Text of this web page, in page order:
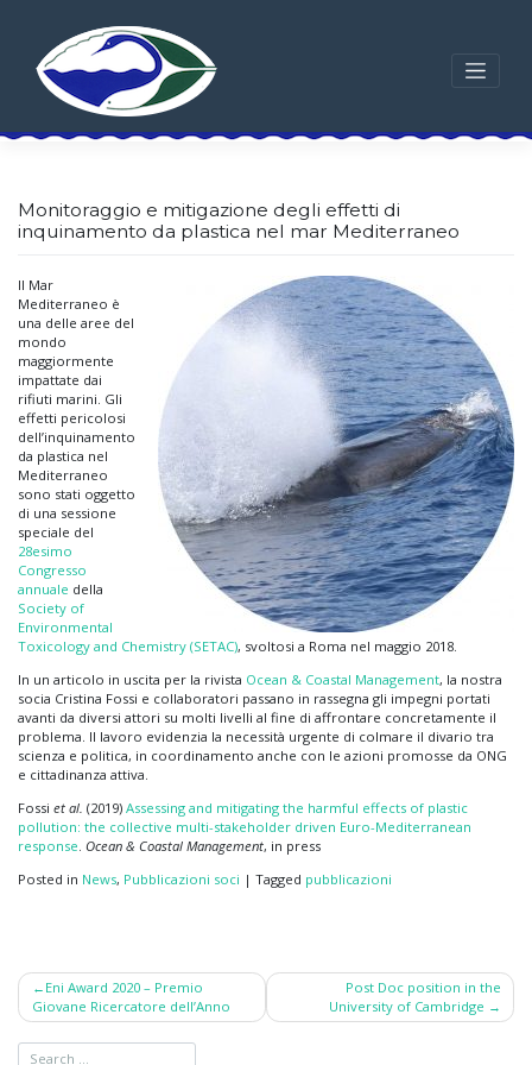
Monitoraggio e mitigazione degli effetti di
inquinamento da plastica nel mar Mediterraneo
Il Mar
Mediterraneo è
una delle aree del
mondo
maggiormente
impattate dai
rifiuti marini. Gli
effetti pericolosi
dell’inquinamento
da plastica nel
Mediterraneo
sono stati oggetto
di una sessione
speciale del
28esimo
Congresso
annuale della
Society of
Environmental
Toxicology and Chemistry (SETAC), svoltosi a Roma nel maggio 2018.
In un articolo in uscita per la rivista Ocean & Coastal Management, la nostra
socia Cristina Fossi e collaboratori passano in rassegna gli impegni portati
avanti da diversi attori su molti livelli al fine di affrontare concretamente il
problema. Il lavoro evidenzia la necessità urgente di colmare il divario tra
scienza e politica, in coordinamento anche con le azioni promosse da ONG
e cittadinanza attiva.
Fossi et al. (2019) Assessing and mitigating the harmful effects of plastic
pollution: the collective multi-stakeholder driven Euro-Mediterranean
response Ocean & Coastal Management, in press
Posted in News, Pubblicazioni soci | Tagged pubblicazioni
Post
navigation
Eni Award 2020 – Premio
Giovane Ricercatore dell’Anno
Post Doc position in the
University of Cambridge